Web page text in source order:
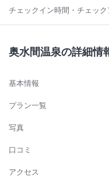
チェックイン時間・チェッ
奥水間温泉の詳細情
基本情報
プラン一覧
写真
口コミ
アクセス